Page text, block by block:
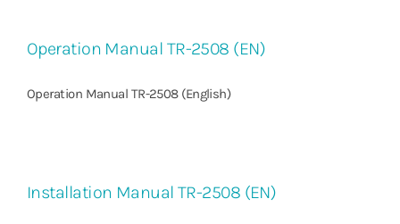
Operation Manual TR-2508 (EN)
Operation Manual TR-2508 (English)
Installation Manual TR-2508 (EN)